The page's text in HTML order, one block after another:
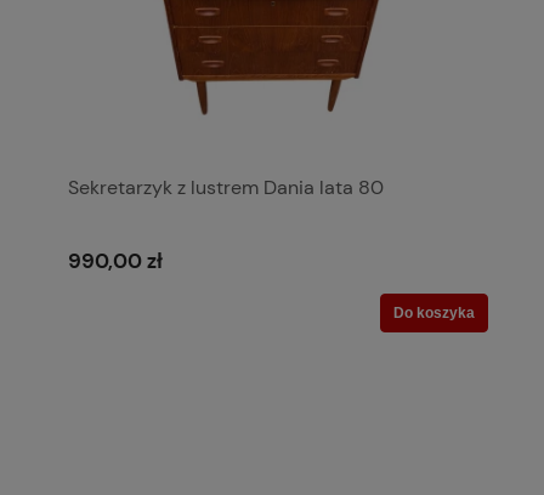
Sekretarzyk z lustrem Dania lata 80
990,00 zł
Do koszyka